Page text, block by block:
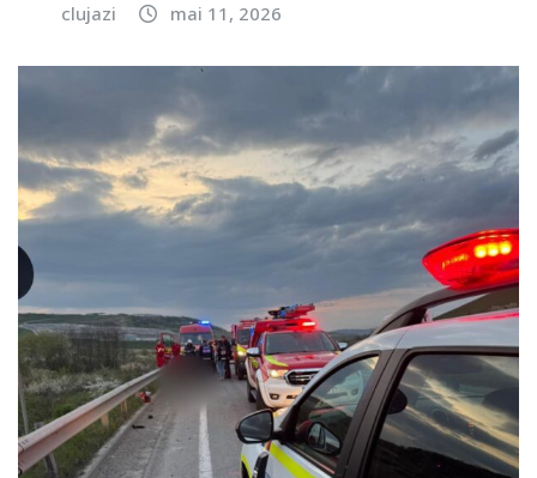
clujazi mai 11, 2026